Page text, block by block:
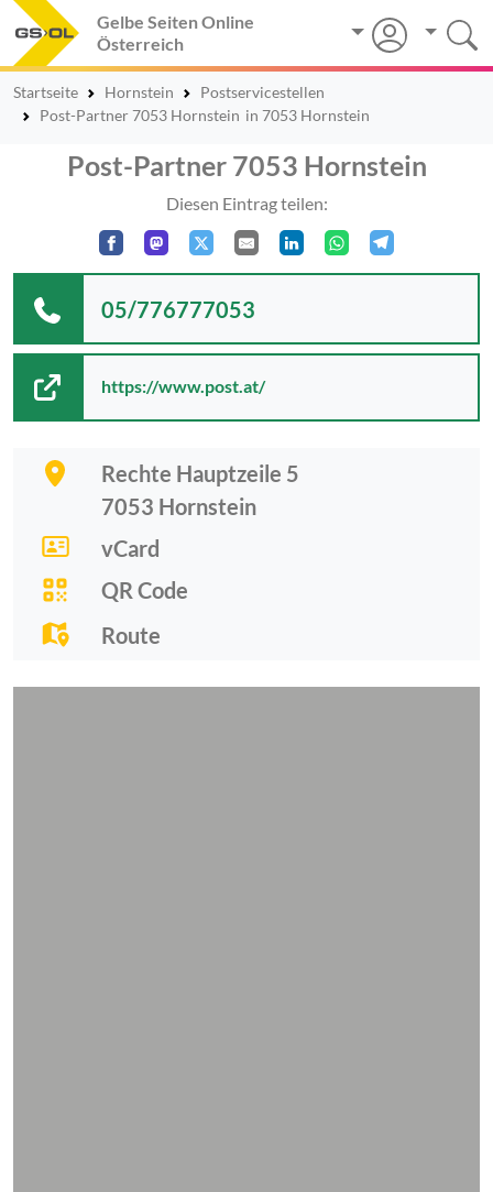
Gelbe Seiten Online
Österreich
Startseite Hornstein
Postservicestellen
Post-Partner 7053 Hornstein in 7053 Hornstein
Post-Partner 7053 Hornstein
Diesen Eintrag teilen:
Rechte Hauptzeile 5
7053 Hornstein
vCard
QR Code
Route
05/776777053
https://www.post.at/